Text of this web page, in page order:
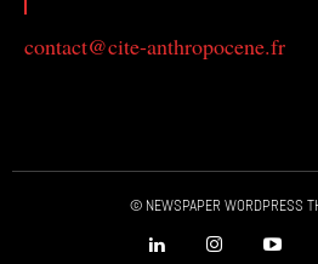
contact@cite-anthropocene.fr
© Newspaper WordPress